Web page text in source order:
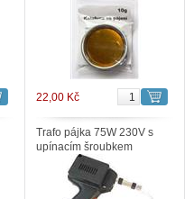
22,00 Kč
Trafo pájka 75W 230V s
upínacím šroubkem